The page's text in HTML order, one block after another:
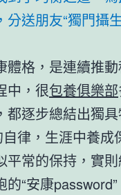
分送朋友“獨門攝
體格，是連續推
中，很包養俱樂部
都逐步總結出獨
自律，生涯中養成
常的保持，實則
的“安康password”